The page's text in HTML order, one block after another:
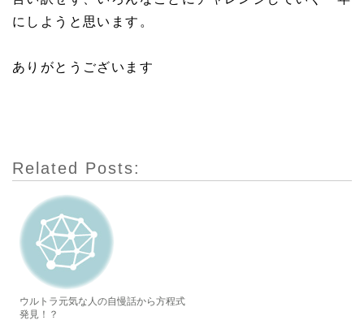
にしようと思います。
ありがとうございます
Related Posts:
ウルトラ元気な人の自慢話から方程式
発見！？